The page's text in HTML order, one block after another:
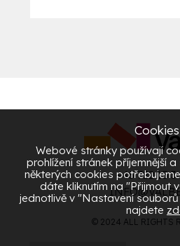
+46 722 15
© 2024 ALL RIGHTS
Cookies
Webové stránky používají
prohlížení stránek příjemnější
některých cookies
dáte kliknutím na "Přijmout
jednotlivě v "Nastavení
najdete